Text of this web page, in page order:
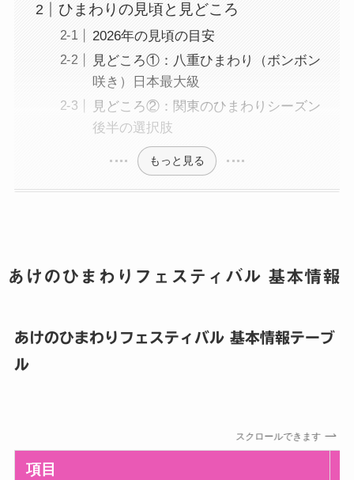
ひまわりの見頃と見どころ
2026年の見頃の目安
見どころ①：八重ひまわり（ボンボン
咲き）日本最大級
見どころ②：関東のひまわりシーズン
後半の選択肢
もっと見る
あけのひまわりフェスティバル 基本情報
あけのひまわりフェスティバル 基本情報テーブ
ル
スクロールできます
項目